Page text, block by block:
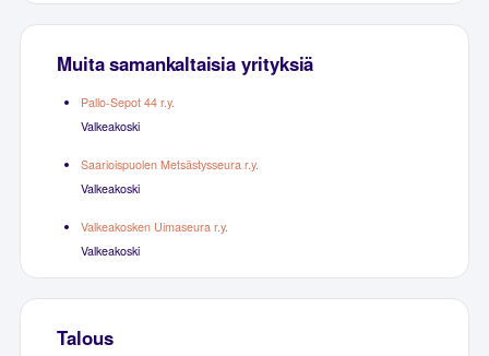
Muita samankaltaisia yrityksiä
Pallo-Sepot 44 r.y.
Valkeakoski
Saarioispuolen Metsästysseura r.y.
Valkeakoski
Valkeakosken Uimaseura r.y.
Valkeakoski
Talous